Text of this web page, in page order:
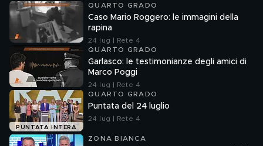
QUARTO GRADO
Caso Mario Roggero: le immagini della
rapina
24 lug | Rete 4
QUARTO GRADO
Garlasco: le testimonianze degli amici di
Marco Poggi
24 lug | Rete 4
PUNTATA INTERA
QUARTO GRADO
Puntata del 24 luglio
24 lug | Rete 4
ZONA BIANCA